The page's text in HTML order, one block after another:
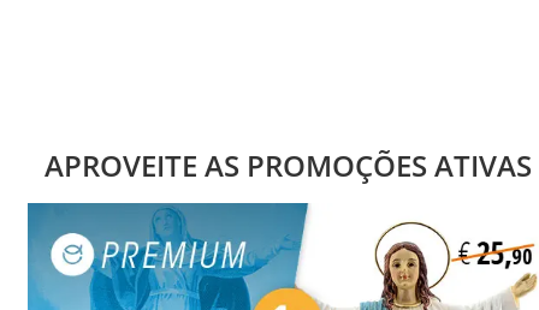
APROVEITE AS PROMOÇÕES ATIVAS